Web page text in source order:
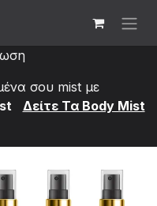
σου mist με
Δείτε Τα Bod​y Mist